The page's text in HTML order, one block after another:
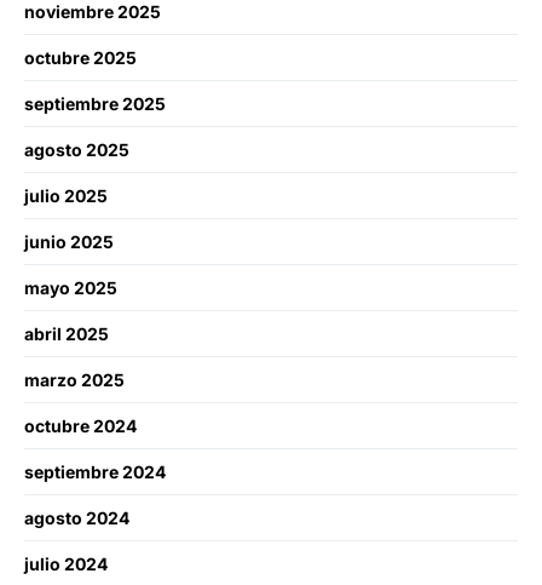
noviembre 2025
octubre 2025
septiembre 2025
agosto 2025
julio 2025
junio 2025
mayo 2025
abril 2025
marzo 2025
octubre 2024
septiembre 2024
agosto 2024
julio 2024